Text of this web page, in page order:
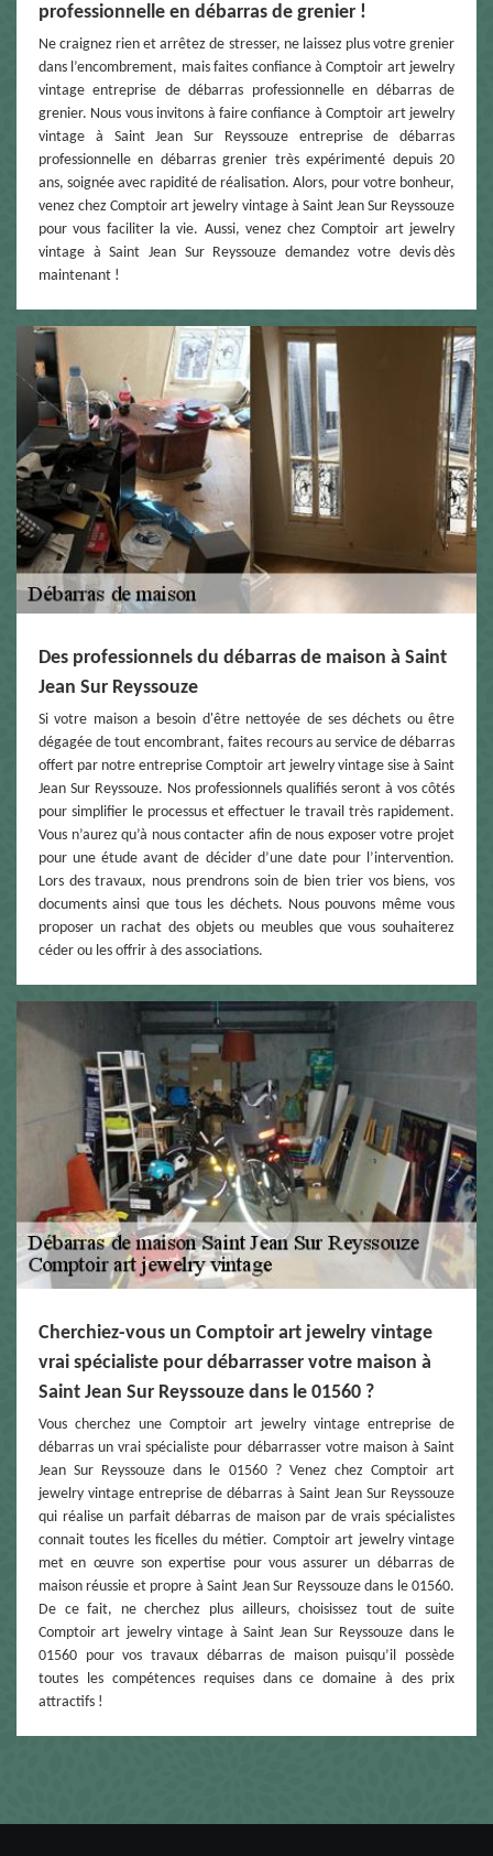
professionnelle en débarras de grenier !
Ne craignez rien et arrêtez de stresser, ne laissez plus votre grenier
dans l’encombrement, mais faites confiance à Comptoir art jewelry
vintage entreprise de débarras professionnelle en débarras de
grenier. Nous vous invitons à faire confiance à Comptoir art jewelry
vintage à Saint Jean Sur Reyssouze entreprise de débarras
professionnelle en débarras grenier très expérimenté depuis 20
ans, soignée avec rapidité de réalisation. Alors, pour votre bonheur,
venez chez Comptoir art jewelry vintage à Saint Jean Sur Reyssouze
pour vous faciliter la vie. Aussi, venez chez Comptoir art jewelry
vintage à Saint Jean Sur Reyssouze demandez votre devis dès
maintenant !
Des professionnels du débarras de maison à Saint
Jean Sur Reyssouze
Si votre maison a besoin d'être nettoyée de ses déchets ou être
dégagée de tout encombrant, faites recours au service de débarras
offert par notre entreprise Comptoir art jewelry vintage sise à Saint
Jean Sur Reyssouze. Nos professionnels qualifiés seront à vos côtés
pour simplifier le processus et effectuer le travail très rapidement.
Vous n’aurez qu’à nous contacter afin de nous exposer votre projet
pour une étude avant de décider d’une date pour l’intervention.
Lors des travaux, nous prendrons soin de bien trier vos biens, vos
documents ainsi que tous les déchets. Nous pouvons même vous
proposer un rachat des objets ou meubles que vous souhaiterez
céder ou les offrir à des associations.
Cherchiez-vous un Comptoir art jewelry vintage
vrai spécialiste pour débarrasser votre maison à
Saint Jean Sur Reyssouze dans le 01560 ?
Vous cherchez une Comptoir art jewelry vintage entreprise de
débarras un vrai spécialiste pour débarrasser votre maison à Saint
Jean Sur Reyssouze dans le 01560 ? Venez chez Comptoir art
jewelry vintage entreprise de débarras à Saint Jean Sur Reyssouze
qui réalise un parfait débarras de maison par de vrais spécialistes
connait toutes les ficelles du métier. Comptoir art jewelry vintage
met en œuvre son expertise pour vous assurer un débarras de
maison réussie et propre à Saint Jean Sur Reyssouze dans le 01560.
De ce fait, ne cherchez plus ailleurs, choisissez tout de suite
Comptoir art jewelry vintage à Saint Jean Sur Reyssouze dans le
01560 pour vos travaux débarras de maison puisqu’il possède
toutes les compétences requises dans ce domaine à des prix
attractifs !